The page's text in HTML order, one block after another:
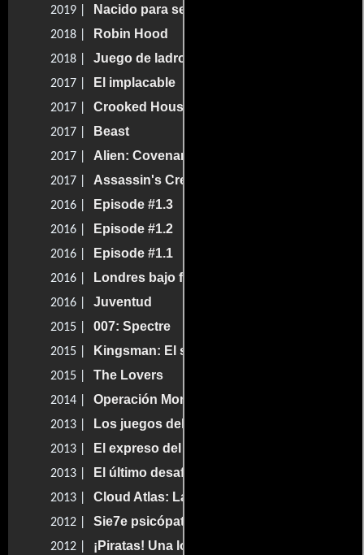
2019 | Nacido para ser rey
2018 | Robin Hood
2018 | Juego de ladrones
2017 | El implacable
2017 | Crooked House
2017 | Beast
2017 | Alien: Covenant
2017 | Assassin's Creed
2016 | Episode #1.3
2016 | Episode #1.2
2016 | Episode #1.1
2016 | Londres bajo fuego
2016 | Juventud
2015 | 007: Spectre
2015 | Kingsman: El servicio secreto
2015 | The Lovers
2014 | Operación Monumento
2013 | Los juegos del hambre: En llamas
2013 | El expreso del miedo
2013 | El último desafío
2013 | Cloud Atlas: La red invisible
2012 | Sie7e psicópatas
2012 | ¡Piratas! Una loca aventura